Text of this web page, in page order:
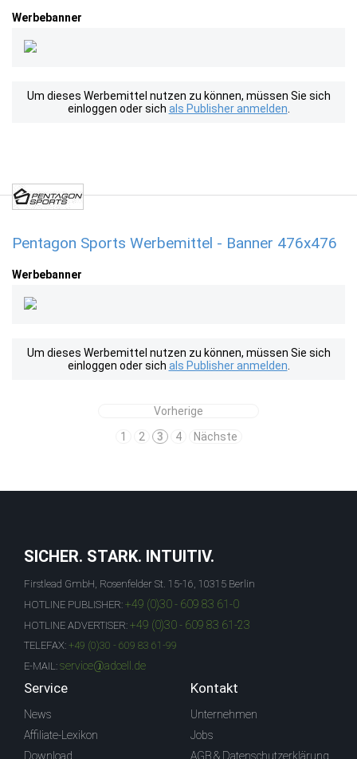
Werbebanner
Um dieses Werbemittel nutzen zu können, müssen Sie sich
einloggen oder sich als Publisher anmelden
Pentagon Sports Werbemittel - Banner 476x476
Werbebanner
Um dieses Werbemittel nutzen zu können, müssen Sie sich
einloggen oder sich als Publisher anmelden
Vorherige
1
2 3 4 Nächste
SICHER. STARK. INTUITIV.
Firstlead GmbH, Rosenfelder St. 15-16, 10315 Berlin
HOTLINE PUBLISHER: +49 (0)30 - 609 83 61-0
HOTLINE ADVERTISER: +49 (0)30 - 609 83 61-23
TELEFAX: +49 (0)30 - 609 83 61-99
E-MAIL: service@adcell.de
Service
News
Affiliate-Lexikon
Download
Kontakt
Unternehmen
Jobs
AGB & Datenschutzerklärung